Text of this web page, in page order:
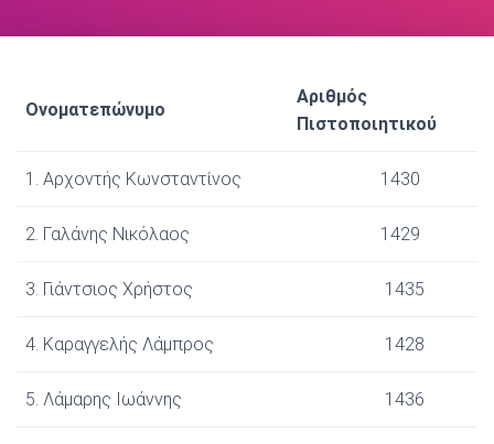
Ονοματεπώνυμο
Αριθμός
Πιστοποιητικού
1. Αρχοντής Κωνσταντίνος 1430
2. Γαλάνης Νικόλαος 1429
3. Γιάντσιος Χρήστος 1435
4. Καραγγελής Λάμπρος 1428
5. Λάμαρης Ιωάννης 1436